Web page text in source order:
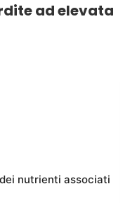
ad elevata
nutrienti associati